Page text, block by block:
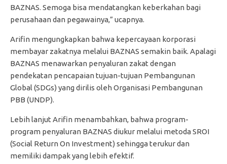
BAZNAS. Semoga bisa mendatangkan keberkahan bagi
perusahaan dan pegawainya,” ucapnya.
Arifin mengungkapkan bahwa kepercayaan korporasi
membayar zakatnya melalui BAZNAS semakin baik. Apalagi
BAZNAS menawarkan penyaluran zakat dengan
pendekatan pencapaian tujuan-tujuan Pembangunan
Global (SDGs) yang dirilis oleh Organisasi Pembangunan
PBB (UNDP).
Lebih lanjut Arifin menambahkan, bahwa program-
program penyaluran BAZNAS diukur melalui metoda SROI
(Social Return On Investment) sehingga terukur dan
memiliki dampak yang lebih efektif.